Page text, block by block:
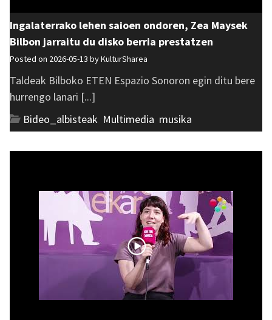
Ingalaterrako lehen saioen ondoren, Zea Maysek
Bilbon jarraitu du disko berria prestatzen
Posted on 2026-05-13 byKulturSharea
Taldeak Bilboko ETEN Espazio Sonoron egin ditu bere
hurrengo lanari [...]
Bideo_albisteak Multimedia musika